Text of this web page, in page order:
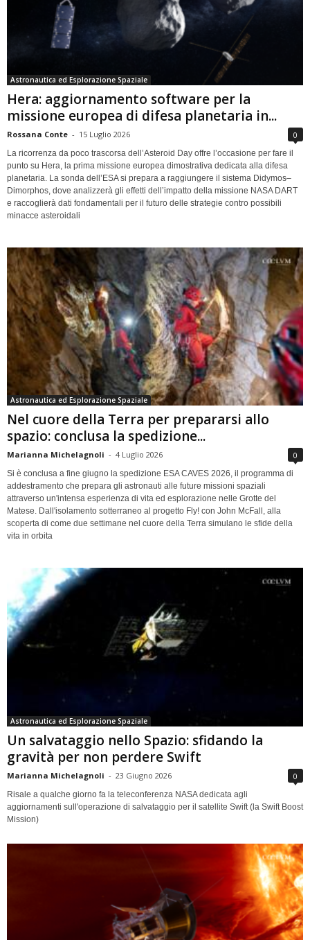
Astronautica ed Esplorazione Spaziale
Hera: aggiornamento software per la
missione europea di difesa planetaria in...
Rossana Conte - 15 Luglio 2026 0
La ricorrenza da poco trascorsa dell’Asteroid Day offre l’occasione per fare il
punto su Hera, la prima missione europea dimostrativa dedicata alla difesa
planetaria. La sonda dell’ESA si prepara a raggiungere il sistema Didymos–
Dimorphos, dove analizzerà gli effetti dell’impatto della missione NASA DART
e raccoglierà dati fondamentali per il futuro delle strategie contro possibili
minacce asteroidali
Astronautica ed Esplorazione Spaziale
Nel cuore della Terra per prepararsi allo
spazio: conclusa la spedizione...
Marianna Michelagnoli - 4 Luglio 2026 0
Si è conclusa a fine giugno la spedizione ESA CAVES 2026, il programma di
addestramento che prepara gli astronauti alle future missioni spaziali
attraverso un'intensa esperienza di vita ed esplorazione nelle Grotte del
Matese. Dall'isolamento sotterraneo al progetto Fly! con John McFall, alla
scoperta di come due settimane nel cuore della Terra simulano le sfide della
vita in orbita
Astronautica ed Esplorazione Spaziale
Un salvataggio nello Spazio: sfidando la
gravità per non perdere Swift
Marianna Michelagnoli - 23 Giugno 2026 0
Risale a qualche giorno fa la teleconferenza NASA dedicata agli
aggiornamenti sull'operazione di salvataggio per il satellite Swift (la Swift Boost
Mission)